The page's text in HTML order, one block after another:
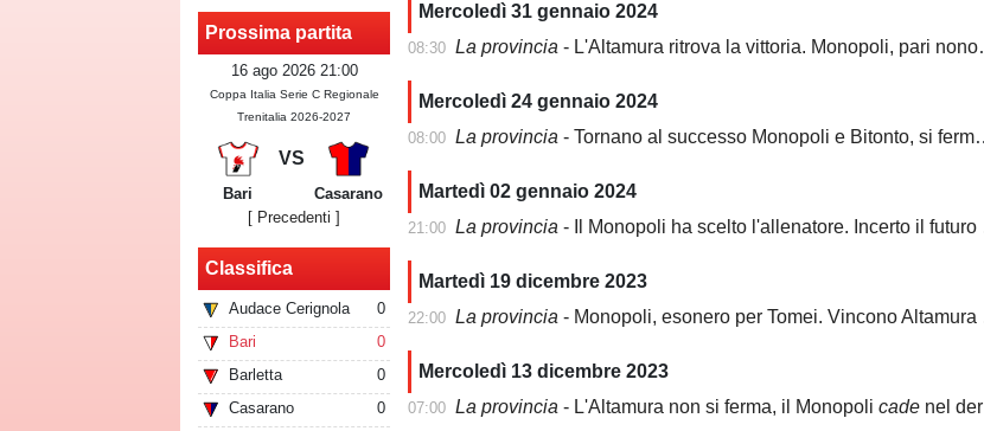
Prossima partita
16 ago 2026 21:00
Coppa Italia Serie C Regionale
Trenitalia 2026-2027
VS
Bari
Casarano
[ Precedenti ]
Classifica
Audace Cerignola
0
Bari
0
Barletta
0
Casarano
0
Mercoledì 31 gennaio 2024
08:30 La provincia - L'Altamura ritrova la vittoria. Monopoli, pari nonostante la buona prova
Mercoledì 24 gennaio 2024
08:00 La provincia - Tornano al successo Monopoli e Bitonto, si ferma ancora la Team Altamura
Martedì 02 gennaio 2024
21:00 La provincia - Il Monopoli ha scelto l'allenatore. Incerto il futuro di Starita
Martedì 19 dicembre 2023
22:00 La provincia - Monopoli, esonero per Tomei. Vincono Altamura e Gravina
Mercoledì 13 dicembre 2023
07:00 La provincia - L'Altamura non si ferma, il Monopolicade nel derby